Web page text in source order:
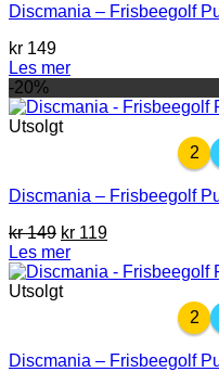
Discmania – Frisbeegolf
kr 149
Les mer
-20%
Utsolgt
2
Discmania – Frisbeegolf
kr149 Opprinnelig
pris
var:
kr 149.
kr 119Nåværende
er:
Les mer
Utsolgt
2
Discmania – Frisbeegolf